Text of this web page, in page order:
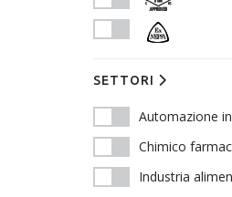
SETTORI
Automazione
Chimico
Industria